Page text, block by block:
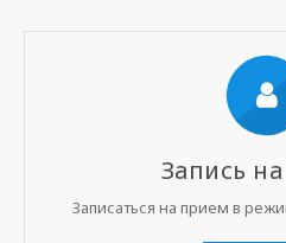
Запись
Записаться на прием в